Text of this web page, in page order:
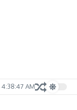
4:38:48 AM